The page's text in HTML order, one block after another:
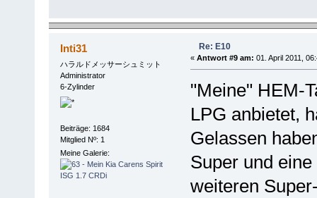
Inti31
ハラルドメッサーシュミット
Administrator
6-Zylinder
Beiträge: 1684
Mitglied Nº: 1
Meine Galerie:
Re: E10
« Antwort #9 am: 01. April 2011,
"Meine" HEM-
LPG anbietet,
Gelassen
Super und
weiteren